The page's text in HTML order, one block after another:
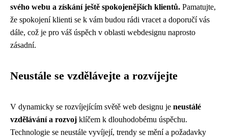
svého webu a získání ještě spokojenějších klientů. Pamatujte,
že spokojení klienti se k vám budou rádi vracet a doporučí vás
dále, což je pro váš úspěch v oblasti webdesignu naprosto
zásadní.
Neustále se vzdělávejte a rozvíjejte
V dynamicky se rozvíjejícím světě web designu je neustálé
vzdělávání a rozvoj klíčem k dlouhodobému úspěchu.
Technologie se neustále vyvíjejí, trendy se mění a požadavky